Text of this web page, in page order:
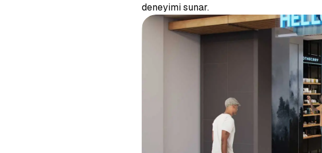
deneyimi sunar.